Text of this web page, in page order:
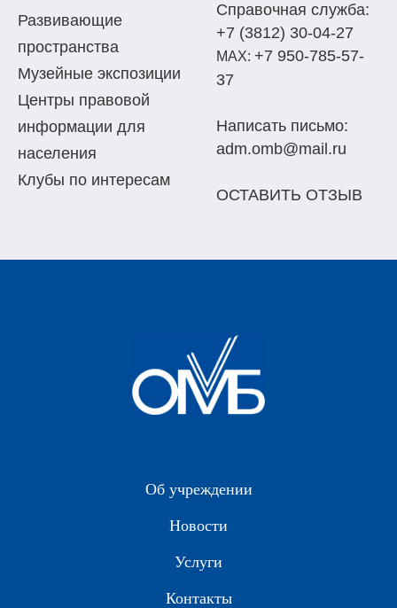
Развивающие
пространства
Музейные экспозиции
Центры правовой
информации для
населения
Клубы по интересам
Справочная служба:
+7 (3812) 30-04-27
МАХ: +7 950-785-57-
37
Написать письмо:
adm.omb@mail.ru
ОСТАВИТЬ ОТЗЫВ
Об учреждении
Новости
Услуги
Контакты